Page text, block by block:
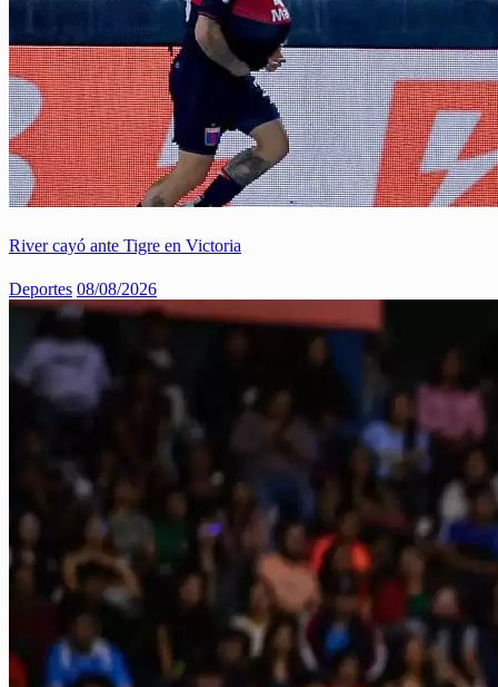
River cayó ante Tigre en Victoria
Deportes 08/08/2026